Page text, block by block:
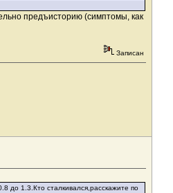
предъисторию (симптомы, как
Записан
до 1.3.Кто сталкивался,расскажите по